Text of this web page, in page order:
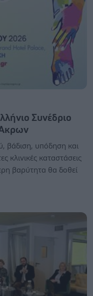
Συνέδριο
Άκρων
βάδιση, υπόδηση και
κλινικές καταστάσεις
βαρύτητα θα δοθεί